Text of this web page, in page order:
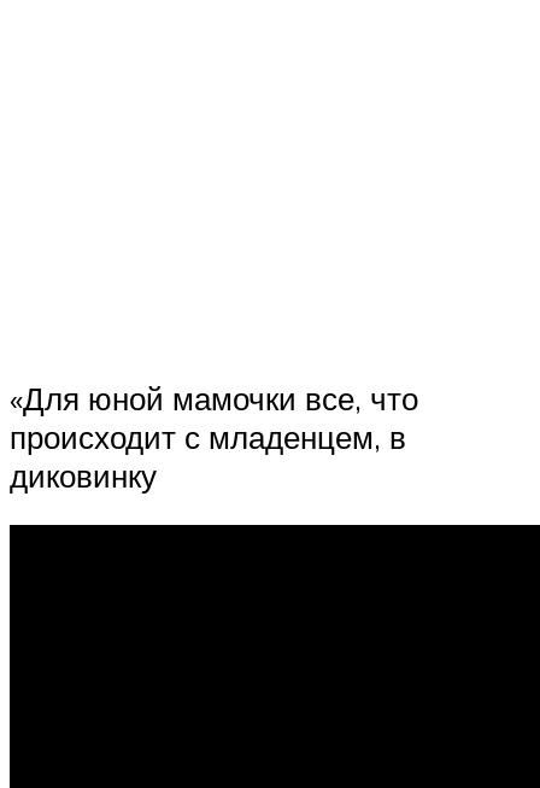
«Для юной мамочки все, что
происходит с младенцем, в
диковинку